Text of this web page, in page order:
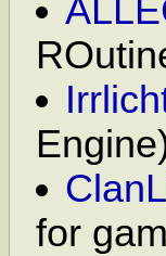
for